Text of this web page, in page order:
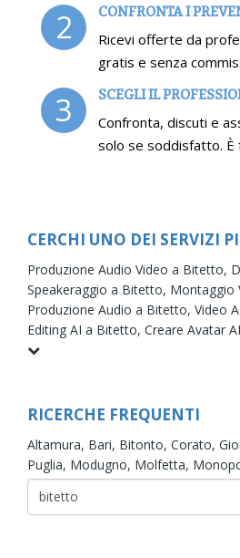
2 CONFRONTA I
Ricevi offerte da
gratis e senza
3 SCEGLI IL
Confronta, discuti e
solo se soddisfatto. È
CERCHI UNO DEI SERVIZI
Produzione Audio Video a Bitetto,
Speakeraggio a Bitetto, Montaggio
Produzione Audio a Bitetto, Video
Editing AI a Bitetto, Creare Avatar
RICERCHE FREQUENTI
Altamura, Bari, Bitonto, Corato,
Puglia, Modugno, Molfetta,